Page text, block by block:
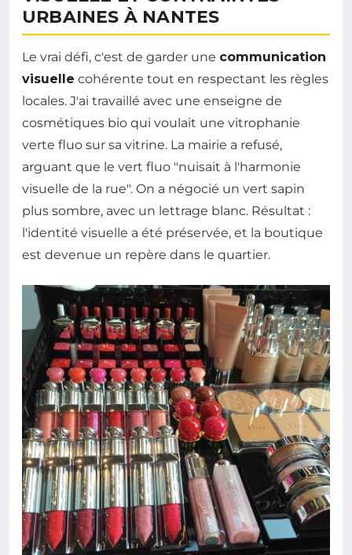
URBAINES À NANTES
Le vrai défi, c'est de garder une communication
visuelle cohérente tout en respectant les règles
locales. J'ai travaillé avec une enseigne de
cosmétiques bio qui voulait une vitrophanie
verte fluo sur sa vitrine. La mairie a refusé,
arguant que le vert fluo "nuisait à l'harmonie
visuelle de la rue". On a négocié un vert sapin
plus sombre, avec un lettrage blanc. Résultat :
l'identité visuelle a été préservée, et la boutique
est devenue un repère dans le quartier.